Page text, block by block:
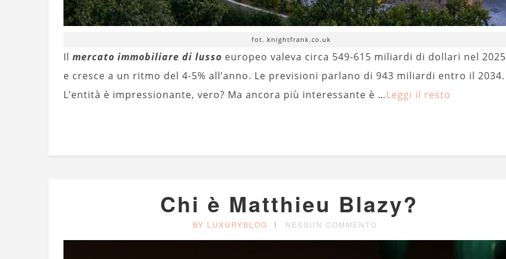
fot. knightfrank.co.uk
Il mercato immobiliare di lusso europeo valeva circa 549-615 miliardi di dollari nel 2025
e cresce a un ritmo del 4-5% all’anno. Le previsioni parlano di 943 miliardi entro il 2034.
L’entità è impressionante, vero? Ma ancora più interessante è …Leggi il resto
Chi è Matthieu Blazy?
BY LUXURYBLOG NESSUN COMMENTO